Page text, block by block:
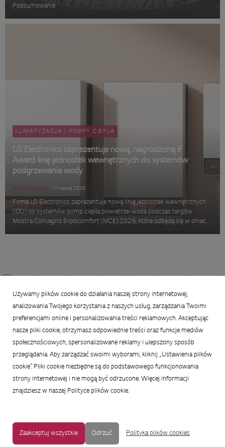
Podsumowanie
KLIMATYZACJA I POMPY CIEPŁA
LG Electronics zaprezentuje nową, nagrodzoną iF
Award linię jednostek wewnętrznych do systemów
podgrzewania wody
Monika Siejewicz 17 marca 2026
Firma LG Electronics zaprezentuje nową linię jednostek wewnętrznych
(IDU) do systemów pomp ciepła powietrze-woda podczas targów
Mostra Convegno Expocomfort (MCE) 2026, które odbędą się w dniach
MAPA STRONY | OCHRONA PRYWATNOŚCI | NOTKA PRAWNA
UŁATWIENIA DOSTĘPU
Copyright © 2009-2017 LG Electronics. Wszelkie prawa zastrzeżone.
To oficjalna strona główna firmy LG Electronics. Aby przejść do strony
korporacyjnej LG Corp lub stron innych spółek LG, proszę kliknąć
Używamy plików cookie do działania naszej strony internetowej,
analizowania Twojego korzystania z naszych usług, zarządzania Twoimi
preferencjami online i personalizowania treści reklamowych. Akceptując
nasze pliki cookie, otrzymasz odpowiednie treści oraz funkcje mediów
społecznościowych, spersonalizowane reklamy i ulepszony sposób
przeglądania. Aby zarządzać swoimi wyborami, kliknij „Ustawienia plików
cookie”. Pliki cookie niezbędne są do podstawowego funkcjonowania
strony internetowej i nie mogą być odrzucone. Więcej informacji
znajdziesz w naszej Polityce plików cookie.
Zaakceptuj wszystkie Odrzuć Polityka plików cookies